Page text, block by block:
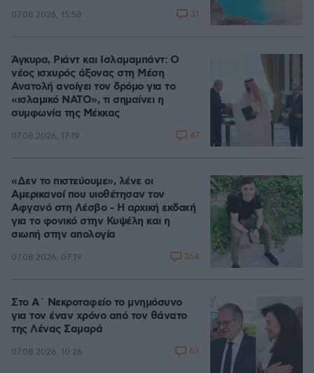
07.08.2026, 15:58 31
Άγκυρα, Ριάντ και Ισλαμαμπάντ: Ο
νέος ισχυρός άξονας στη Μέση
Ανατολή ανοίγει τον δρόμο για το
«ισλαμικό ΝΑΤΟ», τι σημαίνει η
συμφωνία της Μέκκας
07.08.2026, 17:19 47
«Δεν το πιστεύουμε», λένε οι
Αμερικανοί που υιοθέτησαν τον
Αφγανό στη Λέσβο - Η αρχική εκδοχή
για το φονικό στην Κυψέλη και η
σιωπή στην απολογία
07.08.2026, 07:19 364
Στο Α΄ Νεκροταφείο το μνημόσυνο
για τον έναν χρόνο από τον θάνατο
της Λένας Σαμαρά
07.08.2026, 10:26 63